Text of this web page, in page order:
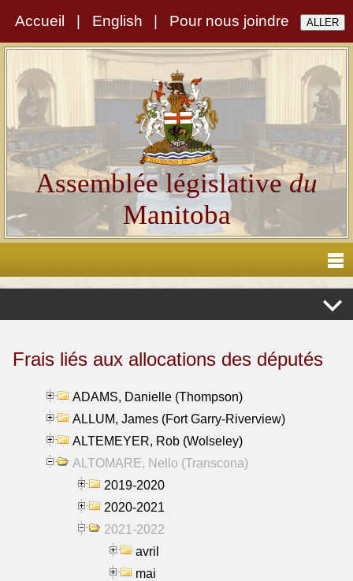
Accueil English Pour nous joindre
Assemblée législativedu
Manitoba
Frais liés aux allocations des députés
ADAMS, Danielle (Thompson)
ALLUM, James (Fort Garry-Riverview)
ALTEMEYER, Rob (Wolseley)
ALTOMARE, Nello (Transcona)
2019-2020
2020-2021
2021-2022
avril
mai